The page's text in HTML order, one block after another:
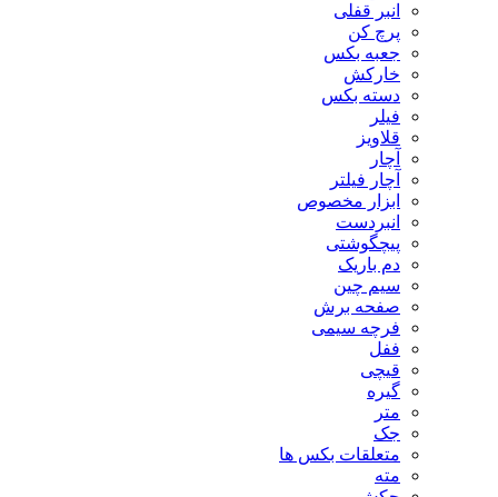
انبر قفلی
پرچ کن
جعبه بکس
خارکش
دسته بکس
فیلر
قلاویز
آچار
آچار فیلتر
ابزار مخصوص
انبردست
پیچگوشتی
دم باریک
سیم چین
صفحه برش
فرچه سیمی
ففل
قیچی
گیره
متر
جک
متعلقات بکس ها
مته